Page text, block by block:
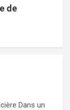
de
Dans un